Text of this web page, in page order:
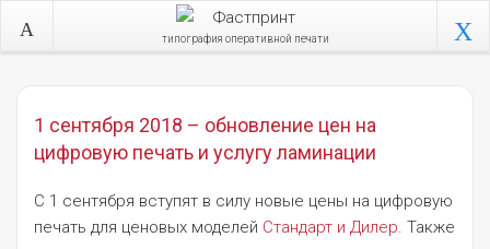
типография оперативной печати
1 сентября 2018 – обновление цен на
цифровую печать и услугу ламинации
С 1 сентября вступят в силу новые цены на цифровую
печать для ценовых моделей Стандарт и Дилер. Также